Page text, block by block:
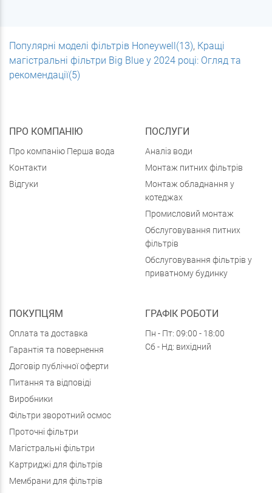
Популярні моделі фільтрів Honeywell(13), Кращі
магістральні фільтри Big Blue у 2024 році: Огляд та
рекомендації(5)
ПРО КОМПАНІЮ
Про компанію Перша вода
Контакти
Відгуки
ПОСЛУГИ
Аналіз води
Монтаж питних фільтрів
Монтаж обладнання у
котеджах
Промисловий монтаж
Обслуговування питних
фільтрів
Обслуговування фільтрів у
приватному будинку
ПОКУПЦЯМ
Оплата та доставка
Гарантія та повернення
Договір публічної оферти
Питання та відповіді
Виробники
Фільтри зворотний осмос
Проточні фільтри
Магістральні фільтри
Картриджі для фільтрів
Мембрани для фільтрів
ГРАФІК РОБОТИ
Пн - Пт: 09:00 - 18:00
Сб - Нд: вихідний